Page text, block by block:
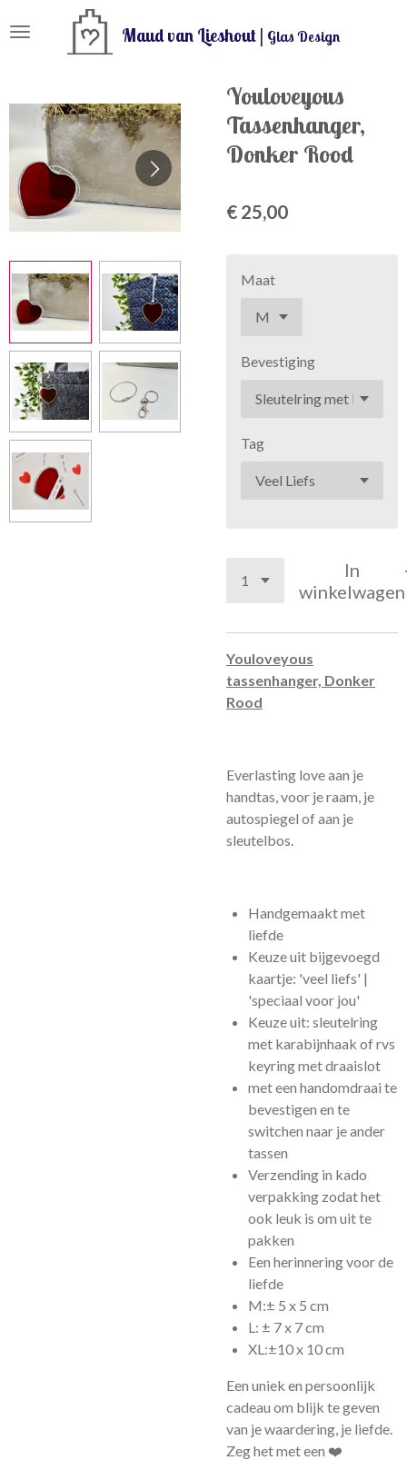
direct
hoofdinhoud
Maud van Lieshout | Glas Design
Youloveyous
Tassenhanger,
Donker Rood
€ 25,00
Maat
Bevestiging
Tag
In
winkelwagen
Youloveyous
tassenhanger, Donker
Rood
Everlasting love aan je
handtas, voor je raam, je
autospiegel of aan je
sleutelbos.
Handgemaakt met
liefde
Keuze uit bijgevoegd
kaartje: 'veel liefs' |
'speciaal voor jou'
Keuze uit: sleutelring
met karabijnhaak of rvs
keyring met draaislot
met een handomdraai te
bevestigen en te
switchen naar je ander
tassen
Verzending in kado
verpakking zodat het
ook leuk is om uit te
pakken
Een herinnering voor de
liefde
M:± 5 x 5 cm
L: ± 7 x 7 cm
XL:±10 x 10 cm
Een uniek en persoonlijk
cadeau om blijk te geven
van je waardering, je liefde.
Zeg het met een ❤️